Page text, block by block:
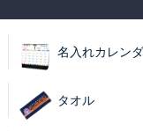
名入れカレン
タオル